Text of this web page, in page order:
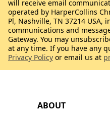
ABOUT
will receive email
operated by HarperCollins
Pl, Nashville, TN 37214 USA,
communications and
Gateway. You may
at any time. If you have any
Privacy Policy or email us at